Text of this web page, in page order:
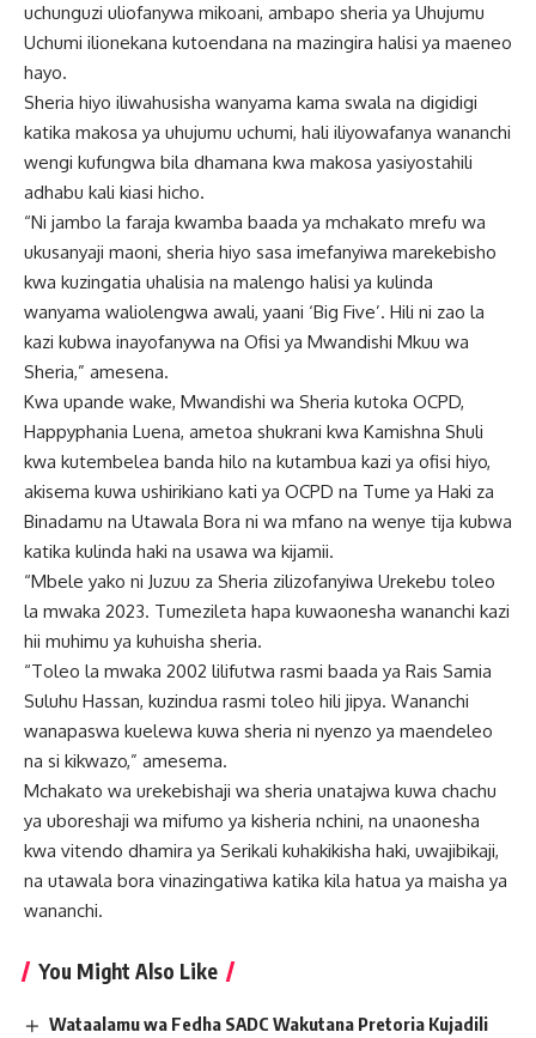
uchunguzi uliofanywa mikoani, ambapo sheria ya Uhujumu
Uchumi ilionekana kutoendana na mazingira halisi ya maeneo
hayo.
Sheria hiyo iliwahusisha wanyama kama swala na digidigi
katika makosa ya uhujumu uchumi, hali iliyowafanya wananchi
wengi kufungwa bila dhamana kwa makosa yasiyostahili
adhabu kali kiasi hicho.
“Ni jambo la faraja kwamba baada ya mchakato mrefu wa
ukusanyaji maoni, sheria hiyo sasa imefanyiwa marekebisho
kwa kuzingatia uhalisia na malengo halisi ya kulinda
wanyama waliolengwa awali, yaani ‘Big Five’. Hili ni zao la
kazi kubwa inayofanywa na Ofisi ya Mwandishi Mkuu wa
Sheria,” amesena.
Kwa upande wake, Mwandishi wa Sheria kutoka OCPD,
Happyphania Luena, ametoa shukrani kwa Kamishna Shuli
kwa kutembelea banda hilo na kutambua kazi ya ofisi hiyo,
akisema kuwa ushirikiano kati ya OCPD na Tume ya Haki za
Binadamu na Utawala Bora ni wa mfano na wenye tija kubwa
katika kulinda haki na usawa wa kijamii.
“Mbele yako ni Juzuu za Sheria zilizofanyiwa Urekebu toleo
la mwaka 2023. Tumezileta hapa kuwaonesha wananchi kazi
hii muhimu ya kuhuisha sheria.
“Toleo la mwaka 2002 lilifutwa rasmi baada ya Rais Samia
Suluhu Hassan, kuzindua rasmi toleo hili jipya. Wananchi
wanapaswa kuelewa kuwa sheria ni nyenzo ya maendeleo
na si kikwazo,” amesema.
Mchakato wa urekebishaji wa sheria unatajwa kuwa chachu
ya uboreshaji wa mifumo ya kisheria nchini, na unaonesha
kwa vitendo dhamira ya Serikali kuhakikisha haki, uwajibikaji,
na utawala bora vinazingatiwa katika kila hatua ya maisha ya
wananchi.
You Might Also Like
Wataalamu wa Fedha SADC Wakutana Pretoria Kujadili